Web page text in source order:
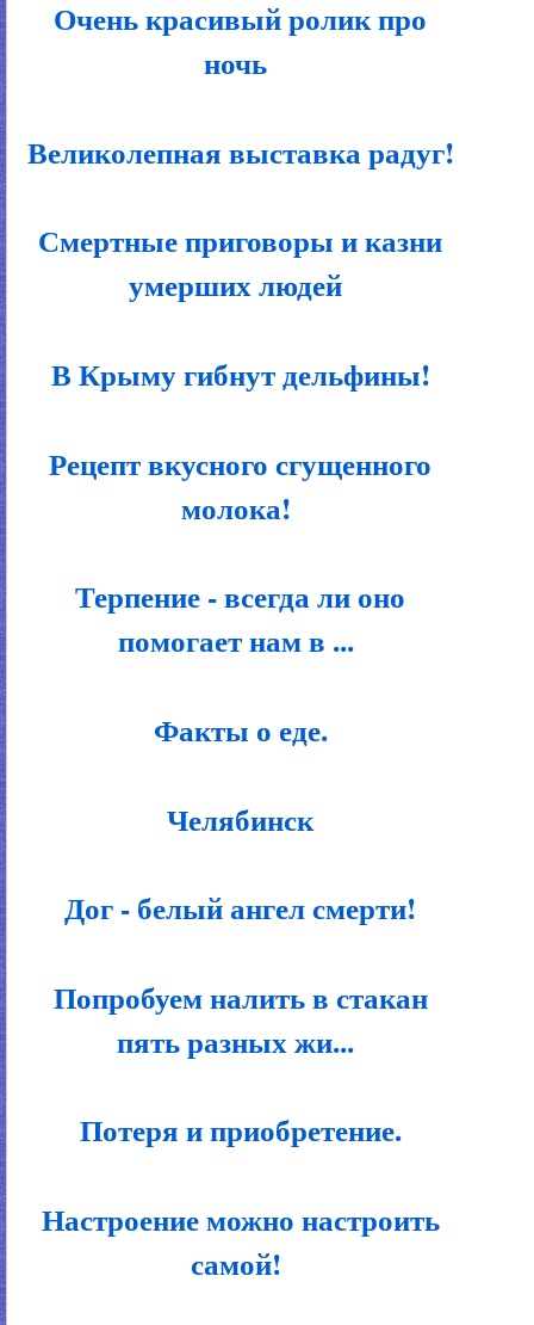
Очень красивый ролик про
ночь
Великолепная выставка радуг!
Смертные приговоры и казни
умерших людей
В Крыму гибнут дельфины!
Рецепт вкусного сгущенного
молока!
Терпение - всегда ли оно
помогает нам в ...
Факты о еде.
Челябинск
Дог - белый ангел смерти!
Попробуем налить в стакан
пять разных жи...
Потеря и приобретение.
Настроение можно настроить
самой!